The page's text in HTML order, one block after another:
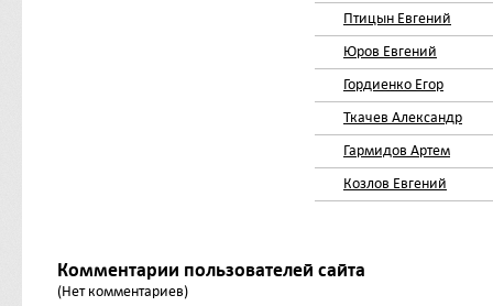
Птицын Евгений
Юров Евгений
Гордиенко Егор
Ткачев Александр
Гармидов Артем
Козлов Евгений
Комментарии пользователей сайта
(Нет комментариев)